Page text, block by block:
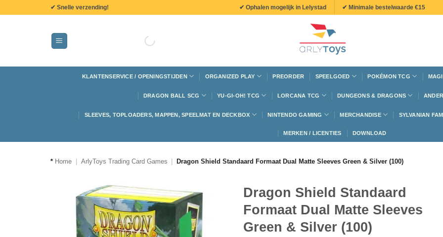
✔ Snelle verzending! ✔ Ophalen mogelijk in Lelystad ✔ Minimale bestelwaarde €15
KLANTENSERVICE / OPENINGSTIJDEN ORGANIZED PLAY PREORDER SPEELGOED POKÉMON TCG
DRAGON BALL SCG YU-GI-OH! TCG LORCANA TCG DUNGEONS & DRAGONS
SLEEVES, TOPLOADERS, MAPPEN, SPEELMAT EN DECKBOX NINTENDO GAMING MERCHANDISE SYLVANIAN
MERKEN / LICENTIES DOWNLOAD
* Home ArlyToys Trading Card Games Dragon Shield Standaard Formaat Dual Matte Sleeves Green & Silver (100)
Dragon Shield Standaard
Formaat Dual Matte Sleeves
Green & Silver (100)